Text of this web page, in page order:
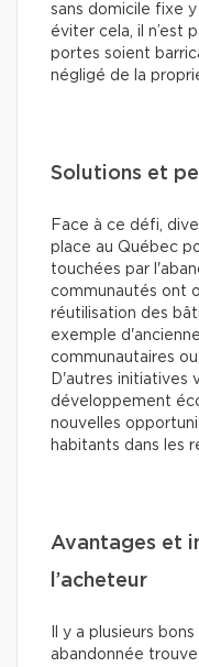
sans domicile fixe
éviter cela, il n’est
portes soient
négligé de la
Solutions et
Face à ce défi,
place au Québec
touchées par
communautés ont
réutilisation des
exemple
communautaires
D'autres initiatives
développement
nouvelles
habitants dans les
Avantages et
l’acheteur
Il y a plusieurs
abandonnée